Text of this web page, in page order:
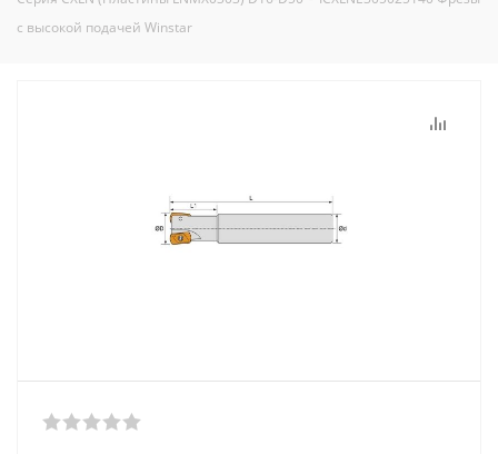
с высокой подачей Winstar